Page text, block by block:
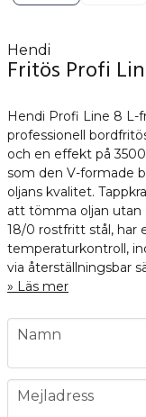
Hendi
Fritös Profi
Hendi Profi Line 8 L-
professionell
och en effekt på
som den V-formade
oljans kvalitet.
att tömma oljan utan
18/0 rostfritt stål, har
temperaturkontroll,
via återställningsbar
Läs mer
name
Namn
email
Mejladress